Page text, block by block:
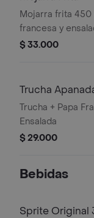
Mojarra frita 450
francesa y
$ 33.000
Trucha
Trucha + Papa
Ensalada
$ 29.000
Bebidas
Sprite Original